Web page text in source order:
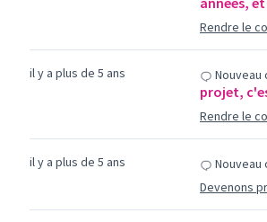
Rendre le
il y a plus de 5 ans Nouveau
projet,
Rendre le
il y a plus de 5 ans Nouveau
Devenons